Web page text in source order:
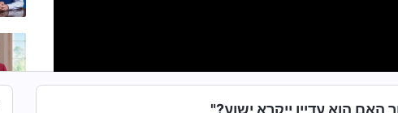
הוא עדיין ייקרא ישוע?"